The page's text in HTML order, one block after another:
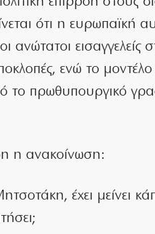
ότι η ευρωπαϊκή
ανώτατοι
ενώ το
το πρωθυπουργικό
η ανακοίνωση:
έχει μείνει